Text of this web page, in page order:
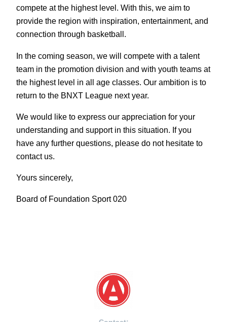
compete at the highest level. With this, we aim to
provide the region with inspiration, entertainment, and
connection through basketball.
In the coming season, we will compete with a talent
team in the promotion division and with youth teams at
the highest level in all age classes. Our ambition is to
return to the BNXT League next year.
We would like to express our appreciation for your
understanding and support in this situation. If you
have any further questions, please do not hesitate to
contact us.
Yours sincerely,
Board of Foundation Sport 020